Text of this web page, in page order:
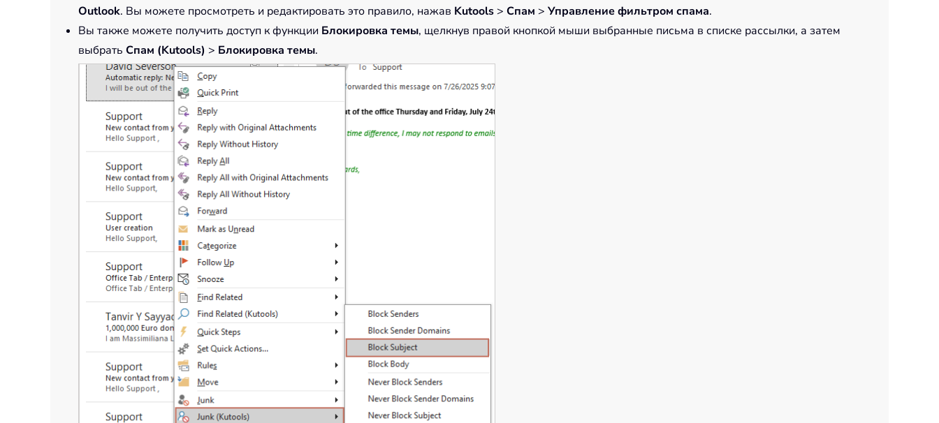
Outlook. Вы можете просмотреть и редактировать это правило, нажав Kutools > Спам > Управление фильтром спама.
Вы также можете получить доступ к функции Блокировка темы, щелкнув правой кнопкой мыши выбранные письма в списке рассылки, а затем
выбрать Спам (Kutools) > Блокировка темы.